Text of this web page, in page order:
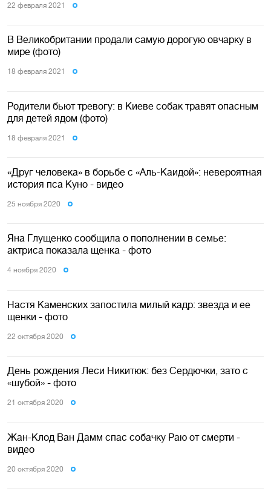
22 февраля 2021
В Великобритании продали самую дорогую овчарку в
мире (фото)
18 февраля 2021
Родители бьют тревогу: в Киеве собак травят опасным
для детей ядом (фото)
18 февраля 2021
«Друг человека» в борьбе с «Аль-Каидой»: невероятная
история пса Куно - видео
25 ноября 2020
Яна Глущенко сообщила о пополнении в семье:
актриса показала щенка - фото
4 ноября 2020
Настя Каменских запостила милый кадр: звезда и ее
щенки - фото
22 октября 2020
День рождения Леси Никитюк: без Сердючки, зато с
«шубой» - фото
21 октября 2020
Жан-Клод Ван Дамм спас собачку Раю от смерти -
видео
20 октября 2020